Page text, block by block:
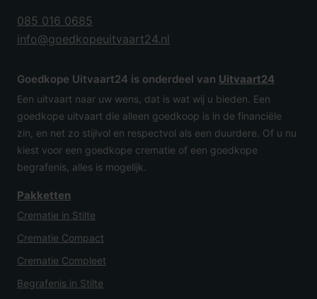
085 016 0685
info@goedkopeuitvaart24.nl
Goedkope Uitvaart24 is onderdeel van Uitvaart24
Een uitvaart naar uw wens, dat is wat wij u bieden. Een
goedkope uitvaart die alleen goedkoop is in de financiële
zin, en net zo stijlvol en respectvol als een duurdere. Of u nu
kiest voor een goedkope crematie of een goedkope
begrafenis, alles is mogelijk.
Pakketten
Crematie in Stilte
Crematie Compact
Crematie Compleet
Begrafenis in Stilte